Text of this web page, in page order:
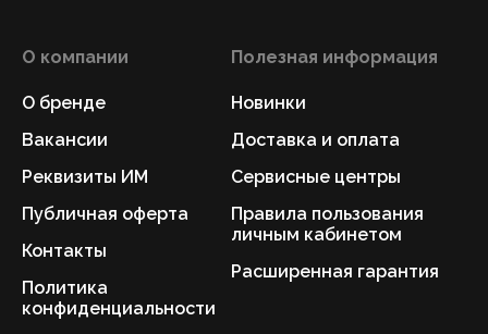
О компании
О бренде
Вакансии
Реквизиты ИМ
Публичная оферта
Контакты
Политика
конфиденциальности
Полезная информация
Новинки
Доставка и оплата
Сервисные центры
Правила пользования
личным кабинетом
Расширенная гарантия